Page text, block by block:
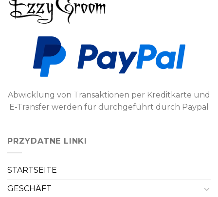
Abwicklung von Transaktionen per Kreditkarte und
E-Transfer werden für durchgeführt durch Paypal
PRZYDATNE LINKI
STARTSEITE
GESCHÄFT